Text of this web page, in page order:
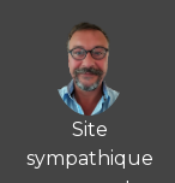
Site
sympathique